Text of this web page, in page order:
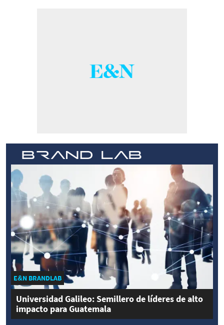
E&N BRANDLAB
Universidad Galileo: Semillero de líderes de alto
impacto para Guatemala